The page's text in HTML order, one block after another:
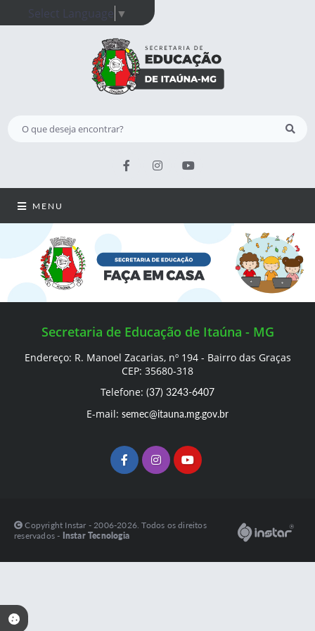
Select Language ▼
MENU
Secretaria de Educação de Itaúna - MG
Endereço: R. Manoel Zacarias, nº 194 - Bairro das Graças
CEP: 35680-318
Telefone: (37) 3243-6407
E-mail: semec@itauna.mg.gov.br
Copyright Instar - 2006-2026. Todos os direitos
reservados - Instar Tecnologia